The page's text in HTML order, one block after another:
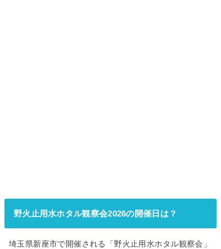
野火止用水ホタル観察会2026の開催日は？
埼玉県新座市で開催される「野火止用水ホタル観察会」